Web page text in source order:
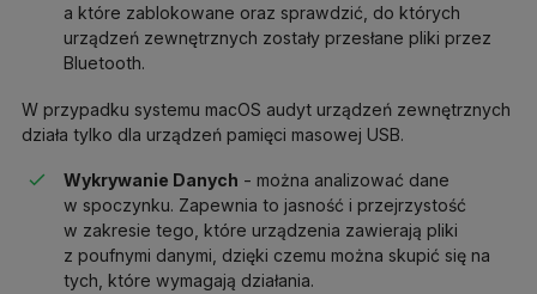
a które zablokowane oraz sprawdzić, do których
urządzeń zewnętrznych zostały przesłane pliki przez
Bluetooth.
W przypadku systemu macOS audyt urządzeń zewnętrznych
działa tylko dla urządzeń pamięci masowej USB.
Wykrywanie Danych - można analizować dane
w spoczynku. Zapewnia to jasność i przejrzystość
w zakresie tego, które urządzenia zawierają pliki
z poufnymi danymi, dzięki czemu można skupić się na
tych, które wymagają działania.